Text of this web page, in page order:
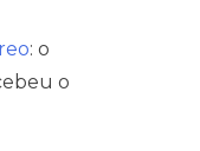
: o
o